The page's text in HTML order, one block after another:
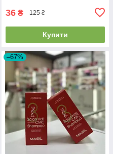
36 ₴ 125 ₴
Купити
–67%